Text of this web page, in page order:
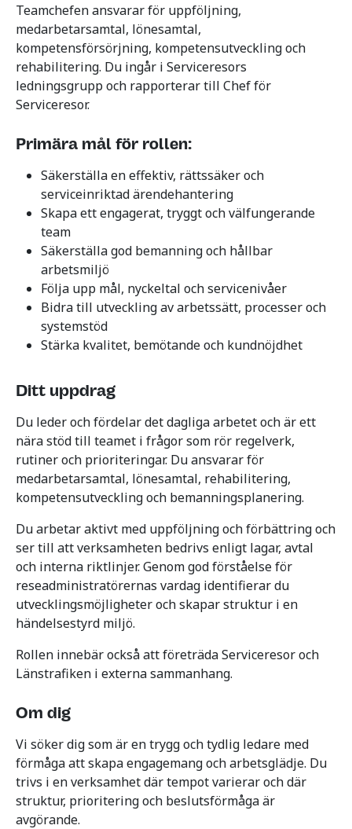
Teamchefen ansvarar för uppföljning,
medarbetarsamtal, lönesamtal,
kompetensförsörjning, kompetensutveckling och
rehabilitering. Du ingår i Serviceresors
ledningsgrupp och rapporterar till Chef för
Serviceresor.
Primära mål för rollen:
Säkerställa en effektiv, rättssäker och
serviceinriktad ärendehantering
Skapa ett engagerat, tryggt och välfungerande
team
Säkerställa god bemanning och hållbar
arbetsmiljö
Följa upp mål, nyckeltal och servicenivåer
Bidra till utveckling av arbetssätt, processer och
systemstöd
Stärka kvalitet, bemötande och kundnöjdhet
Ditt uppdrag
Du leder och fördelar det dagliga arbetet och är ett
nära stöd till teamet i frågor som rör regelverk,
rutiner och prioriteringar. Du ansvarar för
medarbetarsamtal, lönesamtal, rehabilitering,
kompetensutveckling och bemanningsplanering.
Du arbetar aktivt med uppföljning och förbättring och
ser till att verksamheten bedrivs enligt lagar, avtal
och interna riktlinjer. Genom god förståelse för
reseadministratörernas vardag identifierar du
utvecklingsmöjligheter och skapar struktur i en
händelsestyrd miljö.
Rollen innebär också att företräda Serviceresor och
Länstrafiken i externa sammanhang.
Om dig
Vi söker dig som är en trygg och tydlig ledare med
förmåga att skapa engagemang och arbetsglädje. Du
trivs i en verksamhet där tempot varierar och där
struktur, prioritering och beslutsförmåga är
avgörande.